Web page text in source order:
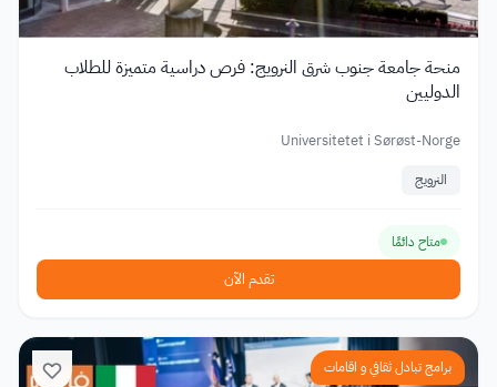
منحة جامعة جنوب شرق النرويج: فرص دراسية متميزة للطلاب
الدوليين
Universitetet i Sørøst-Norge
النرويج
متاح دائمًا
تقدم الآن
برامج تبادل ثقافي و اقامات